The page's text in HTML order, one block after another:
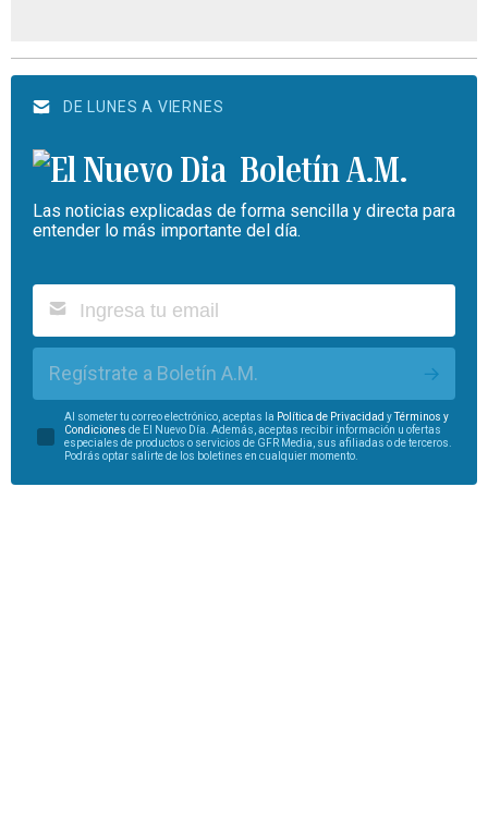
DE LUNES A VIERNES
Boletín A.M.
Las noticias explicadas de forma sencilla y directa para
entender lo más importante del día.
Regístrate a Boletín A.M.
Al someter tu correo electrónico, aceptas la Política de Privacidad yTérminos y
Condiciones de El Nuevo Día. Además, aceptas recibir información u ofertas
especiales de productos o servicios de GFR Media, sus afiliadas o de terceros.
Podrás optar salirte de los boletines en cualquier momento.